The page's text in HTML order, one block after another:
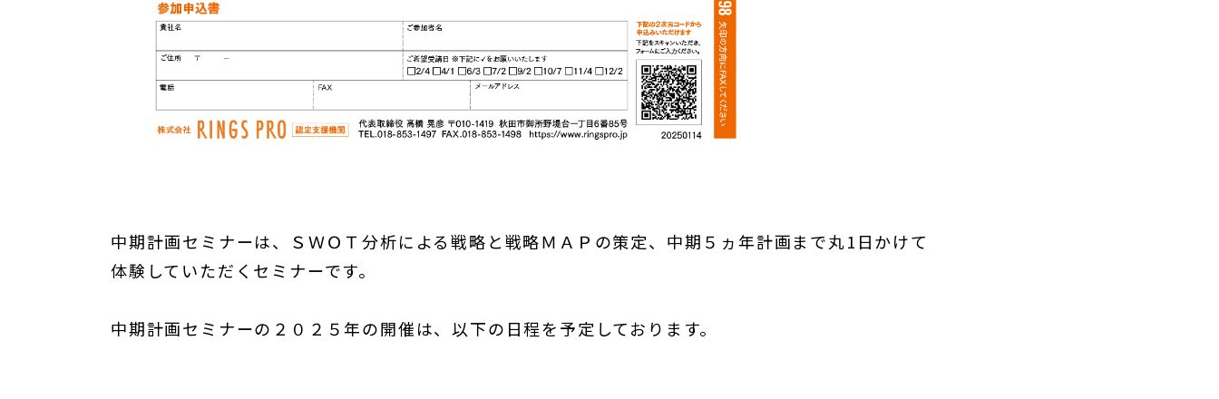
中期計画セミナーは、ＳＷＯＴ分析による戦略と戦略ＭＡＰの策定、中期５ヵ年計画まで丸1日かけて
体験していただくセミナーです。
中期計画セミナーの２０２５年の開催は、以下の日程を予定しております。